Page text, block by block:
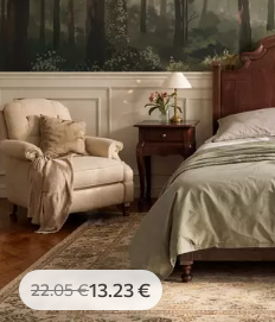
22.05€13 .23€